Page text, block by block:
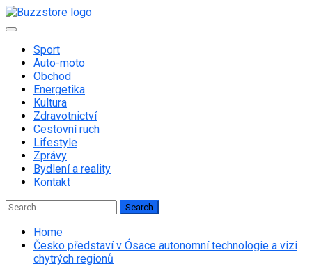
Skip
to
Primary
Sport
Auto-moto
Obchod
Energetika
Kultura
Zdravotnictví
Cestovní ruch
Lifestyle
Zprávy
Bydlení a reality
Kontakt
Search
for:
Home
Česko představí v Ósace autonomní technologie a vizi
chytrých regionů